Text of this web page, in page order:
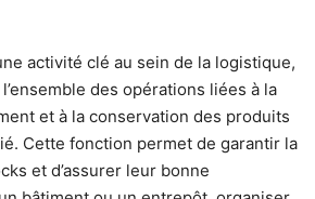
activité clé au sein de la logistique,
des opérations liées à la
et à la conservation des produits
Cette fonction permet de garantir la
et d’assurer leur bonne